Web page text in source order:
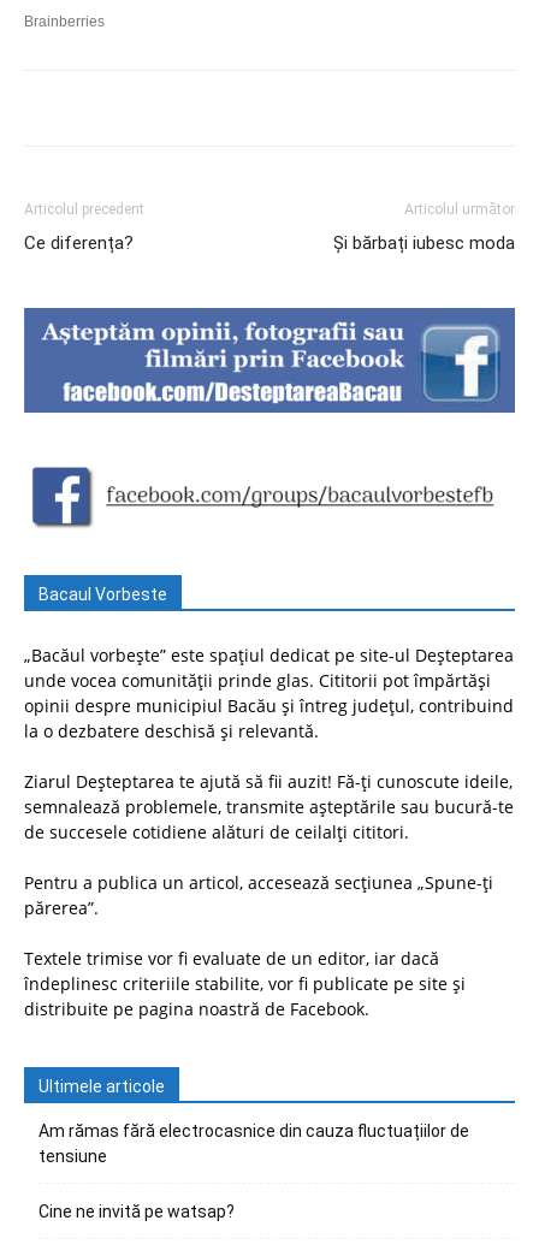
Articolul precedent
Ce diferența?
Articolul următor
Și bărbați iubesc moda
Bacaul Vorbeste
„Bacăul vorbește” este spațiul dedicat pe site-ul Deșteptarea
unde vocea comunității prinde glas. Cititorii pot împărtăși
opinii despre municipiul Bacău și întreg județul, contribuind
la o dezbatere deschisă și relevantă.
Ziarul Deșteptarea te ajută să fii auzit! Fă-ți cunoscute ideile,
semnalează problemele, transmite așteptările sau bucură-te
de succesele cotidiene alături de ceilalți cititori.
Pentru a publica un articol, accesează secțiunea „Spune-ți
părerea”.
Textele trimise vor fi evaluate de un editor, iar dacă
îndeplinesc criteriile stabilite, vor fi publicate pe site și
distribuite pe pagina noastră de Facebook.
Ultimele articole
Am rămas fără electrocasnice din cauza fluctuațiilor de
tensiune
Cine ne invită pe watsap?